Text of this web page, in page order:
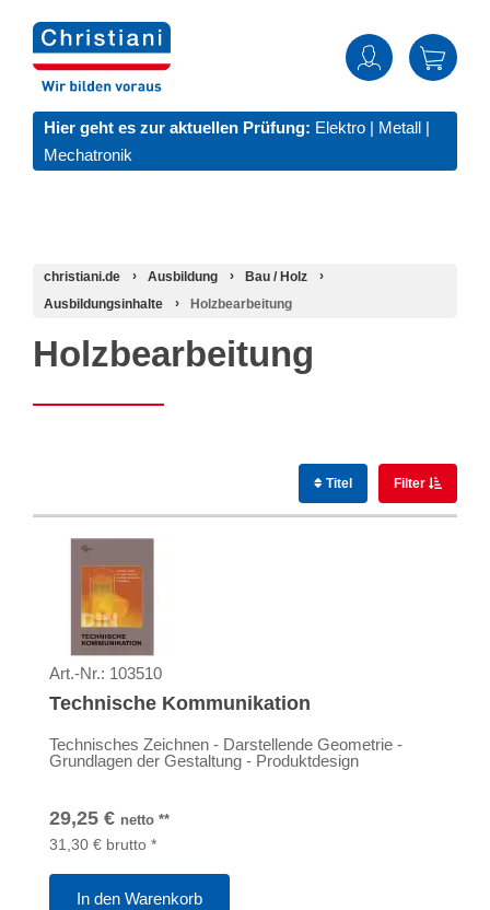
Hier geht es zur aktuellen Prüfung: Elektro | Metall |
Mechatronik
christiani.de Ausbildung
Bau / Holz
Ausbildungsinhalte
Holzbearbeitung
Holzbearbeitung
Titel Filter
Art.-Nr.: 103510
Technische Kommunikation
Technisches Zeichnen - Darstellende Geometrie -
Grundlagen der Gestaltung - Produktdesign
29,25 € netto **
31,30 € brutto *
In den Warenkorb